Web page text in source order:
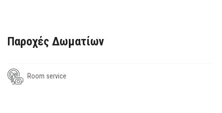
Παροχές Δωματίων
Room service